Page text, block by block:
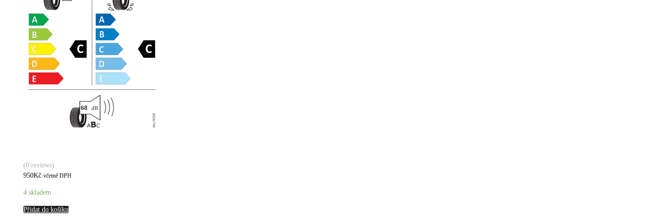
(0 reviews)
950Kč včetně DPH
4 skladem
Přidat do košíku